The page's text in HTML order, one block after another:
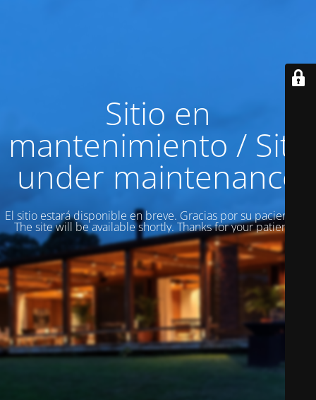
Sitio en
mantenimiento / Site
under maintenance
El sitio estará disponible en breve. Gracias por su paciencia! /
The site will be available shortly. Thanks for your patience!